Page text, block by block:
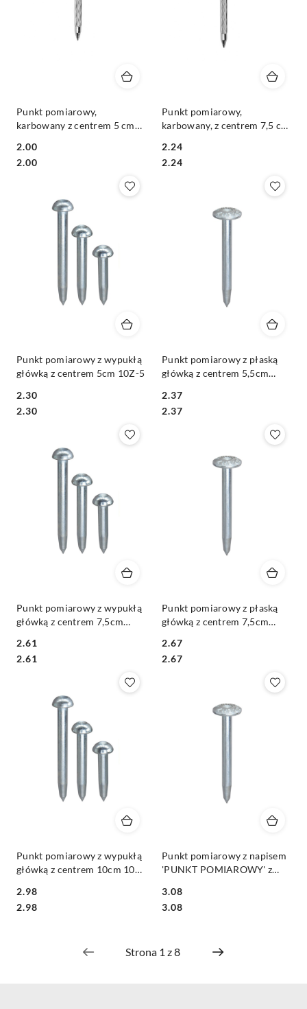
Punkt pomiarowy,
karbowany z centrem 5 cm
Cena:
2.00
Cena:
2.00
Punkt pomiarowy,
karbowany, z centrem 7,5 cm
Cena:
2.24
Cena:
2.24
Punkt pomiarowy z wypukłą
główką z centrem 5cm 10Z-5
Cena:
2.30
Cena:
2.30
Punkt pomiarowy z płaską
główką z centrem 5,5cm
Cena:
2.37
Cena:
2.37
Punkt pomiarowy z wypukłą
główką z centrem 7,5cm
Cena:
2.61
Cena:
2.61
Punkt pomiarowy z płaską
główką z centrem 7,5cm
Cena:
2.67
Cena:
2.67
Punkt pomiarowy z wypukłą
główką z centrem 10cm 10Z-
Cena:
2.98
Cena:
2.98
Punkt pomiarowy z napisem
'PUNKT POMIAROWY' z
Cena:
3.08
Cena:
3.08